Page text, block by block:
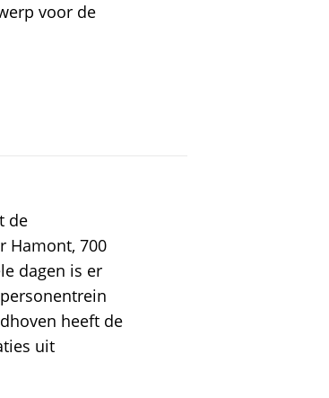
voor de
de
Hamont, 700
dagen is er
heeft de
uit